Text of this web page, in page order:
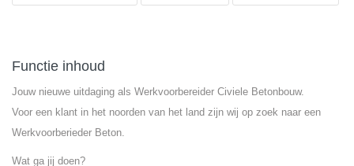
Functie inhoud
Jouw nieuwe uitdaging als Werkvoorbereider Civiele Betonbouw.
Voor een klant in het noorden van het land zijn wij op zoek naar een
Werkvoorberieder Beton.
Wat ga jij doen?